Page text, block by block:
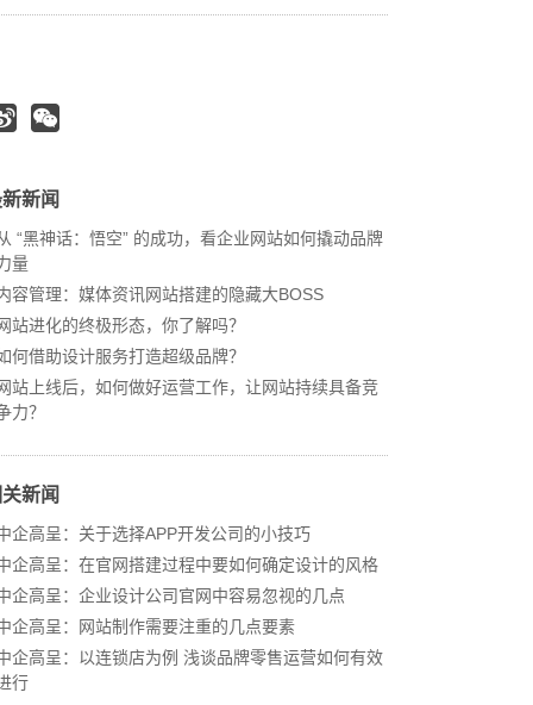
新闻
“黑神话：悟空” 的成功，看企业网站如何撬动品牌
量
容管理：媒体资讯网站搭建的隐藏大BOSS
站进化的终极形态，你了解吗？
何借助设计服务打造超级品牌？
站上线后，如何做好运营工作，让网站持续具备竞
力？
新闻
企高呈：关于选择APP开发公司的小技巧
企高呈：在官网搭建过程中要如何确定设计的风格
企高呈：企业设计公司官网中容易忽视的几点
企高呈：网站制作需要注重的几点要素
企高呈：以连锁店为例 浅谈品牌零售运营如何有效
行